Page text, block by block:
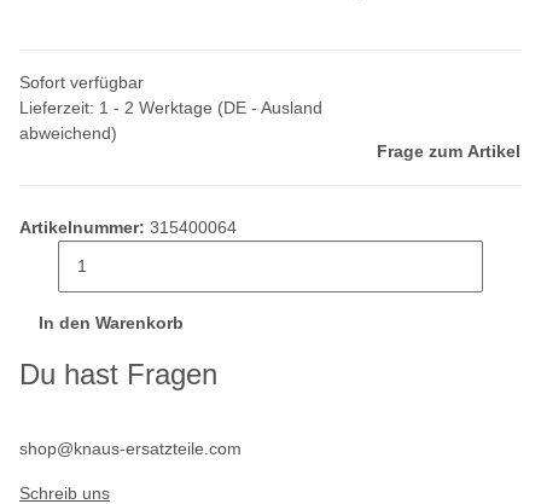
Sofort verfügbar
Lieferzeit: 1 - 2 Werktage (DE - Ausland
abweichend)
Frage zum Artikel
Artikelnummer: 315400064
In den Warenkorb
Du hast Fragen
shop@knaus-ersatzteile.com
Schreib uns